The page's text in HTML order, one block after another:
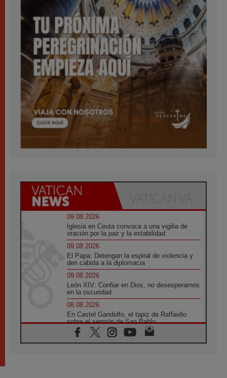
09.08.2026
Iglesia en Ceuta convoca a una vigilia de
oración por la paz y la estabilidad
09.08.2026
El Papa: Detengan la espiral de violencia y
den cabida a la diplomacia
09.08.2026
León XIV: Confiar en Dios, no desesperarnos
en la oscuridad
08.08.2026
En Castel Gandolfo, el tapiz de Raffaello
sobre el sermón de San Pablo
08.08.2026
En Colombia, «la paz no se compra con una